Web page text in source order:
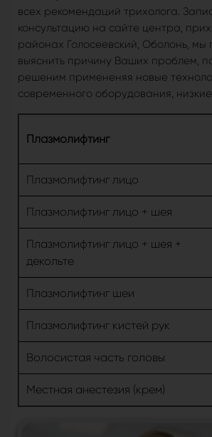
всех рекомендаций трихолога.
консультацию на сайте центра,
районах Голосеевский, Оболонь, мы
выяснить причину Ваших проблем,
решеним примененяя новые
современного оборудования,
Плазмолифтинг
Плазмолифтинг лицо
Плазмолифтинг лицо + шея
Плазмолифтинг лицо + шея +
декольте
Плазмолифтинг шеи
Плазмолифтинг кистей рук
Волосистая часть головы
Местная анестезия (крем)